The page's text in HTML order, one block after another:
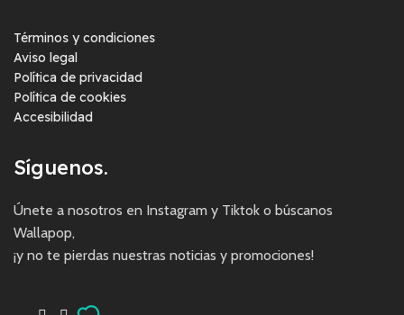
Términos y condiciones
Aviso legal
Política de privacidad
Política de cookies
Accesibilidad
Síguenos.
Únete a nosotros en Instagram y Tiktok o búscanos
Wallapop,
¡y no te pierdas nuestras noticias y promociones!